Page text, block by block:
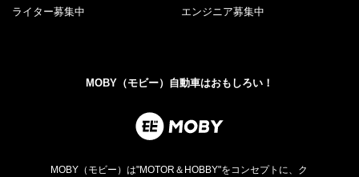
ライター募集中 エンジニア募集中
MOBY（モビー）自動車はおもしろい！
MOBY（モビー）は"MOTOR＆HOBBY"をコンセプトに、ク